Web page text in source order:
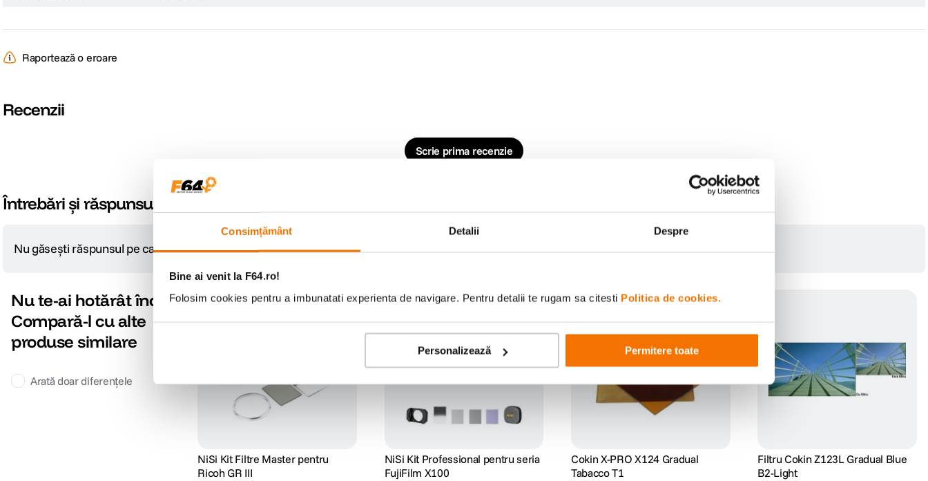
Consimțământ Detalii Despre
Bine ai venit la F64.ro!
Folosim cookies pentru a imbunatati experienta de navigare. Pentru detalii te rugam sa citesti Politica de cookies.
Personalizează Permitere toate
Raportează o eroare
Recenzii
Scrie prima recenzie
Întrebări și răspunsuri
Nu găsești răspunsul pe care îl cauți? Pune o întrebare
Nu te-ai hotărât încă?
Compară-l cu alte
produse similare
Arată doar diferențele
cumpara impreuna: -10% discount
NiSi Kit Filtre Master pentru
Ricoh GR III
cumpara impreuna: -10% discount
NiSi Kit Professional pentru seria
FujiFilm X100
Cokin X-PRO X124 Gradual
Tabacco T1
Filtru Cokin Z123L Gradual Blue
B2-Light